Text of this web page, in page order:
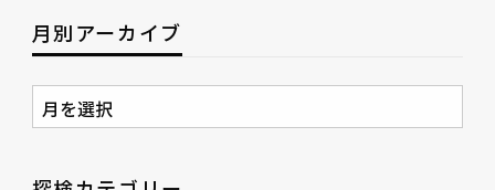
月別アーカイブ
月
別
ー